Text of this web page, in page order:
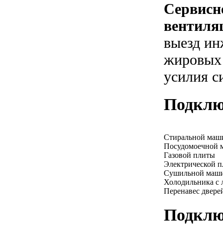
выезд
жировых
усилия
Стиральной
Посудомоечной
Газовой плиты
Электрической
Сушильной
Холодильника с
Перенавес